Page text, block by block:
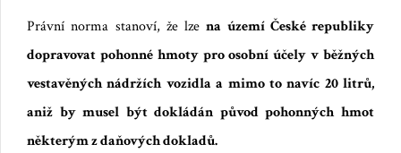
Právní norma stanoví, že lzena území České republiky
dopravovat pohonné hmoty pro osobní účely v běžných
vestavěných nádržích vozidla a mimo to navíc 20 litrů,
aniž by musel být dokládán původ pohonných hmot
některým z daňových dokladů.